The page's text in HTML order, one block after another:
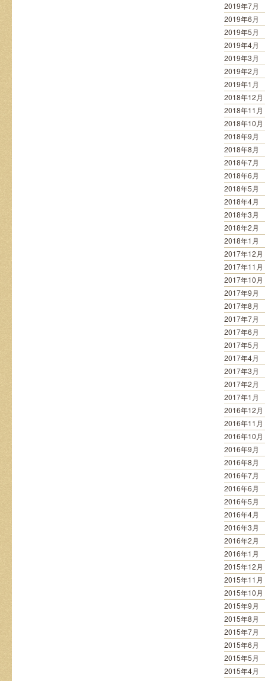
2019年7月
2019年6月
2019年5月
2019年4月
2019年3月
2019年2月
2019年1月
2018年12月
2018年11月
2018年10月
2018年9月
2018年8月
2018年7月
2018年6月
2018年5月
2018年4月
2018年3月
2018年2月
2018年1月
2017年12月
2017年11月
2017年10月
2017年9月
2017年8月
2017年7月
2017年6月
2017年5月
2017年4月
2017年3月
2017年2月
2017年1月
2016年12月
2016年11月
2016年10月
2016年9月
2016年8月
2016年7月
2016年6月
2016年5月
2016年4月
2016年3月
2016年2月
2016年1月
2015年12月
2015年11月
2015年10月
2015年9月
2015年8月
2015年7月
2015年6月
2015年5月
2015年4月